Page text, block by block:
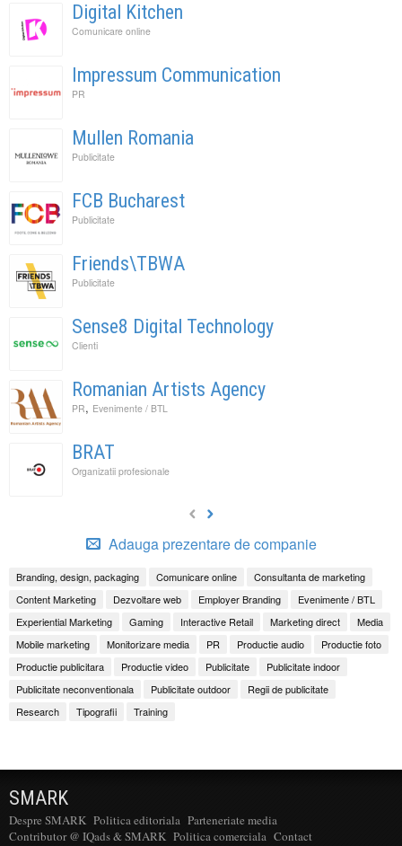
Digital Kitchen
Comunicare online
Impressum Communication
PR
Mullen Romania
Publicitate
FCB Bucharest
Publicitate
Friends\TBWA
Publicitate
Sense8 Digital Technology
Clienti
Romanian Artists Agency
PR, Evenimente / BTL
BRAT
Organizatii profesionale
Adauga prezentare de companie
Branding, design, packaging Comunicare online
Consultanta de marketing
Content Marketing
Dezvoltare web Employer Branding
Evenimente / BTL
Experiential Marketing
Gaming Interactive Retail Marketing direct
Media
Mobile marketing
Monitorizare media PR Productie audio
Productie foto
Productie publicitara
Productie video Publicitate
Publicitate indoor
Publicitate neconventionala
Publicitate outdoor
Regii de publicitate
Research
Tipografii Training
SMARK
Despre SMARK Politica editoriala Parteneriate media
Contributor @ IQads & SMARK Politica comerciala Contact